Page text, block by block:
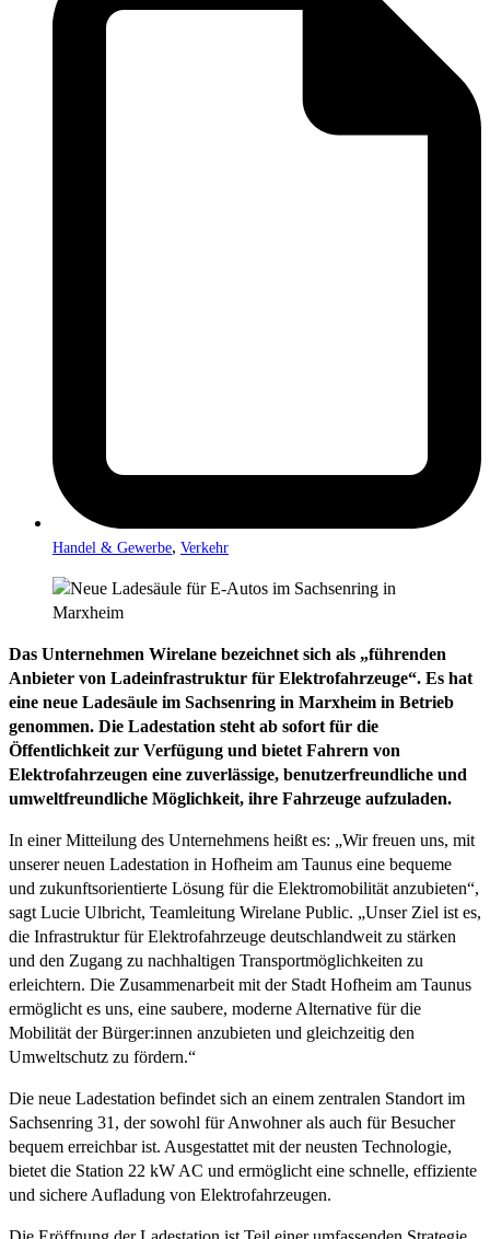
Handel & Gewerbe, Verkehr
Das Unternehmen Wirelane bezeichnet sich als „führenden
Anbieter von Ladeinfrastruktur für Elektrofahrzeuge“. Es hat
eine neue Ladesäule im Sachsenring in Marxheim in Betrieb
genommen. Die Ladestation steht ab sofort für die
Öffentlichkeit zur Verfügung und bietet Fahrern von
Elektrofahrzeugen eine zuverlässige, benutzerfreundliche und
umweltfreundliche Möglichkeit, ihre Fahrzeuge aufzuladen.
In einer Mitteilung des Unternehmens heißt es: „Wir freuen uns, mit
unserer neuen Ladestation in Hofheim am Taunus eine bequeme
und zukunftsorientierte Lösung für die Elektromobilität anzubieten“,
sagt Lucie Ulbricht, Teamleitung Wirelane Public. „Unser Ziel ist es,
die Infrastruktur für Elektrofahrzeuge deutschlandweit zu stärken
und den Zugang zu nachhaltigen Transportmöglichkeiten zu
erleichtern. Die Zusammenarbeit mit der Stadt Hofheim am Taunus
ermöglicht es uns, eine saubere, moderne Alternative für die
Mobilität der Bürger:innen anzubieten und gleichzeitig den
Umweltschutz zu fördern.“
Die neue Ladestation befindet sich an einem zentralen Standort im
Sachsenring 31, der sowohl für Anwohner als auch für Besucher
bequem erreichbar ist. Ausgestattet mit der neusten Technologie,
bietet die Station 22 kW AC und ermöglicht eine schnelle, effiziente
und sichere Aufladung von Elektrofahrzeugen.